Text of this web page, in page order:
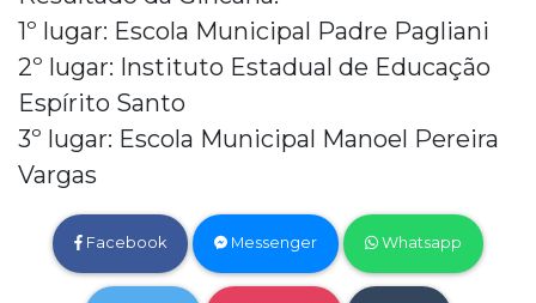
1º lugar: Escola Municipal Padre Pagliani
2º lugar: Instituto Estadual de Educação
Espírito Santo
3º lugar: Escola Municipal Manoel Pereira
Vargas
Facebook Messenger Whatsapp